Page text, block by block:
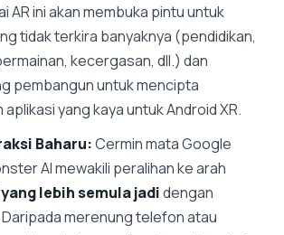
AR ini akan membuka pintu untuk
tidak terkira banyaknya (pendidikan,
kecergasan, dll.) dan
pembangun untuk mencipta
yang kaya untuk Android XR.
Baharu:Cermin mata Google
AI mewakili peralihan ke arah
lebih semula jadidengan
merenung telefon atau